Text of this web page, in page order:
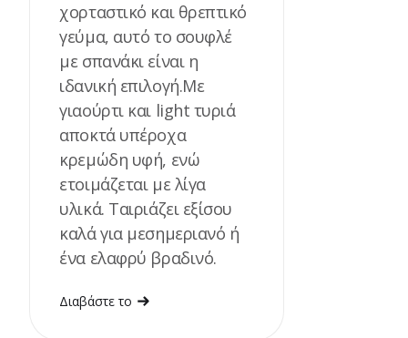
χορταστικό και θρεπτικό
γεύμα, αυτό το σουφλέ
με σπανάκι είναι η
ιδανική επιλογή.Με
γιαούρτι και light τυριά
αποκτά υπέροχα
κρεμώδη υφή, ενώ
ετοιμάζεται με λίγα
υλικά. Ταιριάζει εξίσου
καλά για μεσημεριανό ή
ένα ελαφρύ βραδινό.
Διαβάστε το